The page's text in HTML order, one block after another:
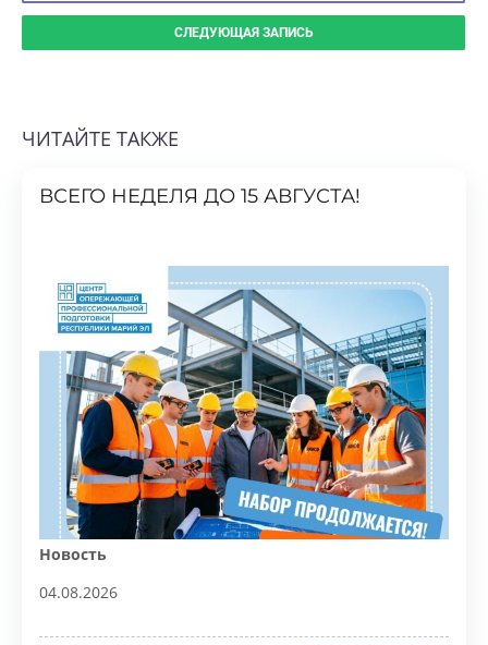
ВСЕГО НЕДЕЛЯ ДО 15 АВГУСТА!
Новость
04.08.2026